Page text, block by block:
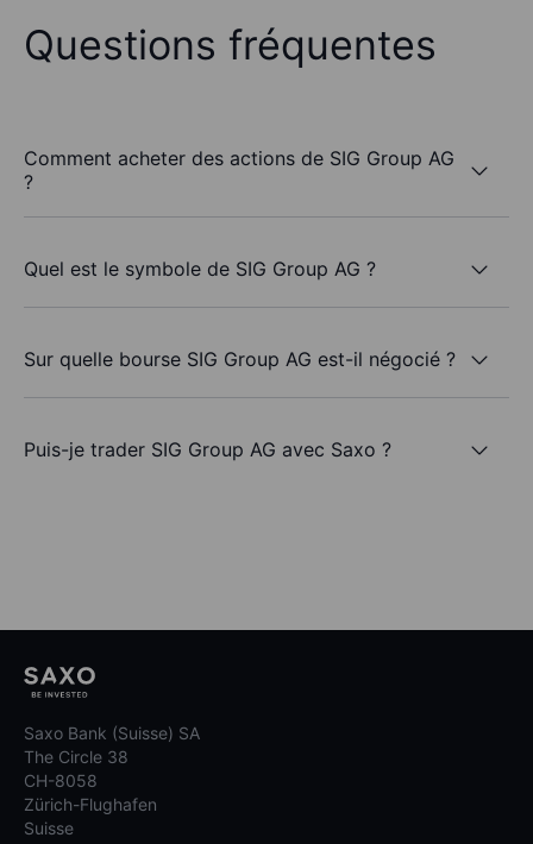
Questions fréquentes
Comment acheter des actions de SIG Group AG
?
Quel est le symbole de SIG Group AG ?
Sur quelle bourse SIG Group AG est-il négocié ?
Puis-je trader SIG Group AG avec Saxo ?
Saxo Bank (Suisse) SA
The Circle 38
CH-8058
Zürich-Flughafen
Suisse